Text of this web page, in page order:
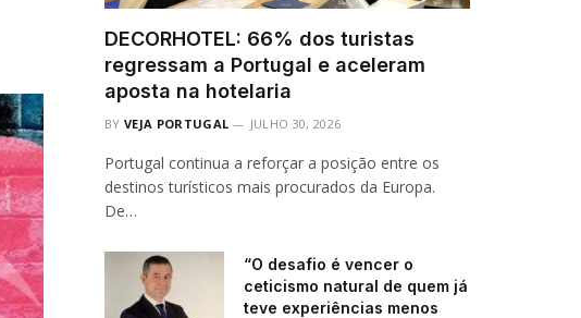
DECORHOTEL: 66% dos turistas
regressam a Portugal e aceleram
aposta na hotelaria
BY VEJA PORTUGAL JULHO 30, 2026
Portugal continua a reforçar a posição entre os
destinos turísticos mais procurados da Europa.
De…
“O desafio é vencer o
ceticismo natural de quem já
teve experiências menos